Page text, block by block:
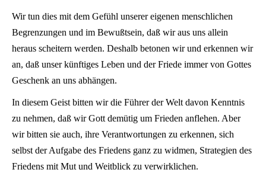
Wir tun dies mit dem Gefühl unserer eigenen menschlichen
Begrenzungen und im Bewußtsein, daß wir aus uns allein
heraus scheitern werden. Deshalb betonen wir und erkennen wir
an, daß unser künftiges Leben und der Friede immer von Gottes
Geschenk an uns abhängen.
In diesem Geist bitten wir die Führer der Welt davon Kenntnis
zu nehmen, daß wir Gott demütig um Frieden anflehen. Aber
wir bitten sie auch, ihre Verantwortungen zu erkennen, sich
selbst der Aufgabe des Friedens ganz zu widmen, Strategien des
Friedens mit Mut und Weitblick zu verwirklichen.